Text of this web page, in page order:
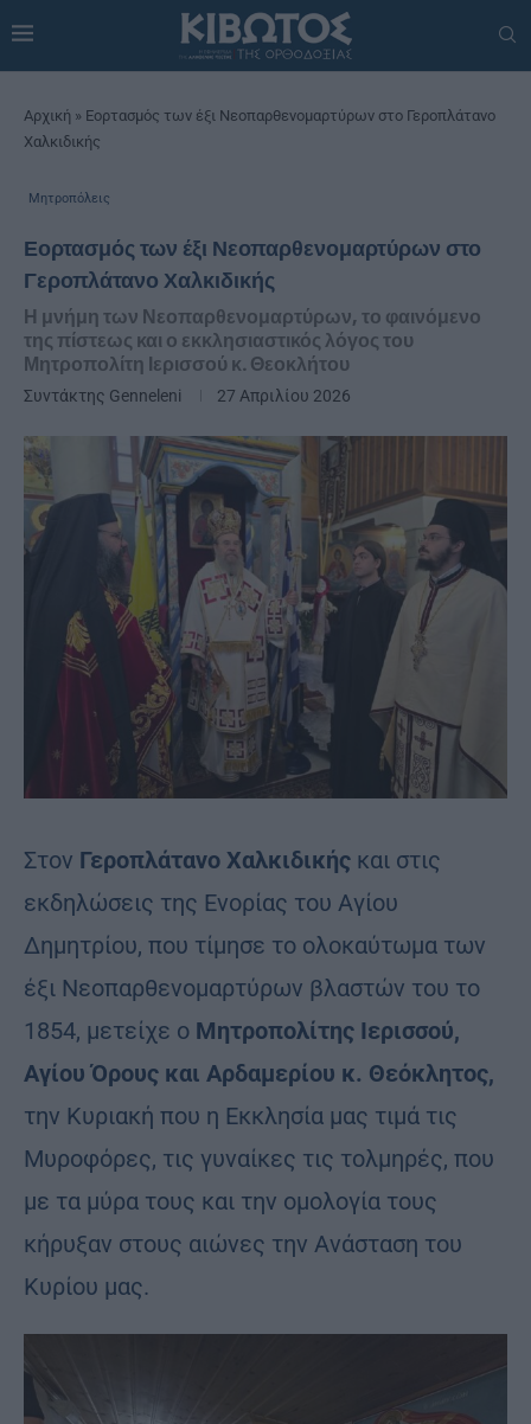
Αρχική » Εορτασμός των έξι Νεοπαρθενομαρτύρων στο Γεροπλάτανο
Χαλκιδικής
Μητροπόλεις
Εορτασμός των έξι Νεοπαρθενομαρτύρων στο
Γεροπλάτανο Χαλκιδικής
Η μνήμη των Νεοπαρθενομαρτύρων, το φαινόμενο
της πίστεως και ο εκκλησιαστικός λόγος του
Μητροπολίτη Ιερισσού κ. Θεοκλήτου
Συντάκτης Genneleni 27 Απριλίου 2026
Στον Γεροπλάτανο Χαλκιδικής και στις
εκδηλώσεις της Ενορίας του Αγίου
Δημητρίου, που τίμησε το ολοκαύτωμα των
έξι Νεοπαρθενομαρτύρων βλαστών του το
1854, μετείχε ο Μητροπολίτης Ιερισσού,
Αγίου Όρους και Αρδαμερίου κ. Θεόκλητος,
την Κυριακή που η Εκκλησία μας τιμά τις
Μυροφόρες, τις γυναίκες τις τολμηρές, που
με τα μύρα τους και την ομολογία τους
κήρυξαν στους αιώνες την Ανάσταση του
Κυρίου μας.